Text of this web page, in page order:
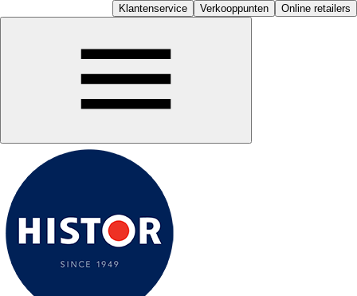
Klantenservice Verkooppunten Online retailers